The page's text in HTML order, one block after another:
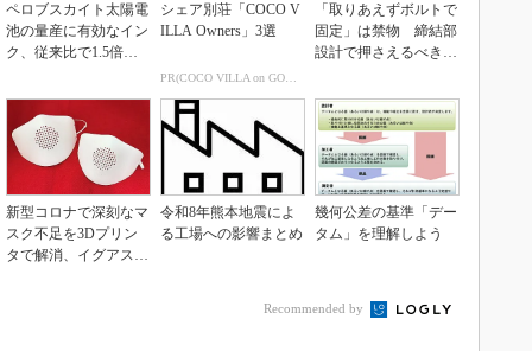
ペロブスカイト太陽電
池の量産に有効なイン
ク、従来比で1.5倍の
シェア別荘「COCO V
ILLA Owners」3選
PR(COCO VILLA on GOETHE)
「取りあえずボルトで
固定」は禁物 締結部
設計で押さえるべき基
新型コロナで深刻なマ
スク不足を3Dプリン
タで解消、イグアスが
令和8年熊本地震によ
る工場への影響まとめ
幾何公差の基準「デー
タム」を理解しよう
Recommended by